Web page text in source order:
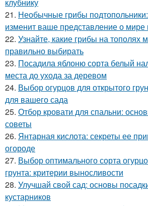
клубнику
21. Необычные грибы
изменит ваше представление о мире
22. Узнайте, какие грибы на тополях
правильно выбирать
23. Посадила яблоню сорта белый
места до ухода за деревом
24. Выбор огурцов для открытого
для вашего сада
25. Отбор кровати для спальни:
советы
26. Янтарная кислота: секреты ее
огороде
27. Выбор оптимального сорта
грунта: критерии выносливости
28. Улучшай свой сад: основы
кустарников